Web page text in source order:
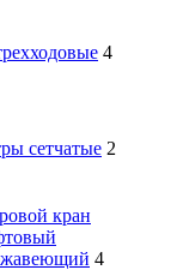
4
сетчатые 2
кран
4